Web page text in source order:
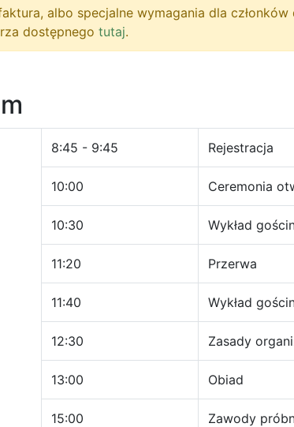
albo specjalne wymagania dla
dostępnego tutaj.
8:45 - 9:45 Rejestracja
10:00 Ceremonia
10:30 Wykład
11:20 Przerwa
11:40 Wykład
12:30 Zasady
13:00 Obiad
15:00 Zawody